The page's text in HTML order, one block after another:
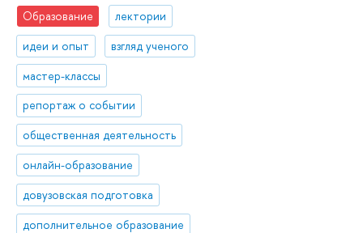
Образование
лектории
идеи и опыт
взгляд ученого
мастер-классы
репортаж о событии
общественная деятельность
онлайн-образование
довузовская подготовка
дополнительное образование